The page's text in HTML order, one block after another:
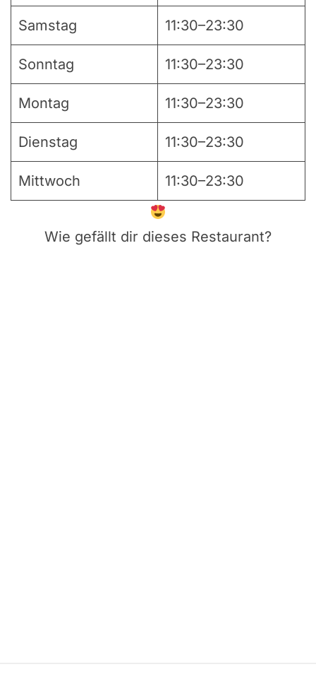
Samstag 11:30–23:30
Sonntag 11:30–23:30
Montag 11:30–23:30
Dienstag 11:30–23:30
Mittwoch 11:30–23:30
Wie gefällt dir dieses Restaurant?